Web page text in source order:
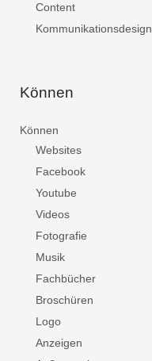
Content
Kommunikationsdesign
Können
Können
Websites
Facebook
Youtube
Videos
Fotografie
Musik
Fachbücher
Broschüren
Logo
Anzeigen